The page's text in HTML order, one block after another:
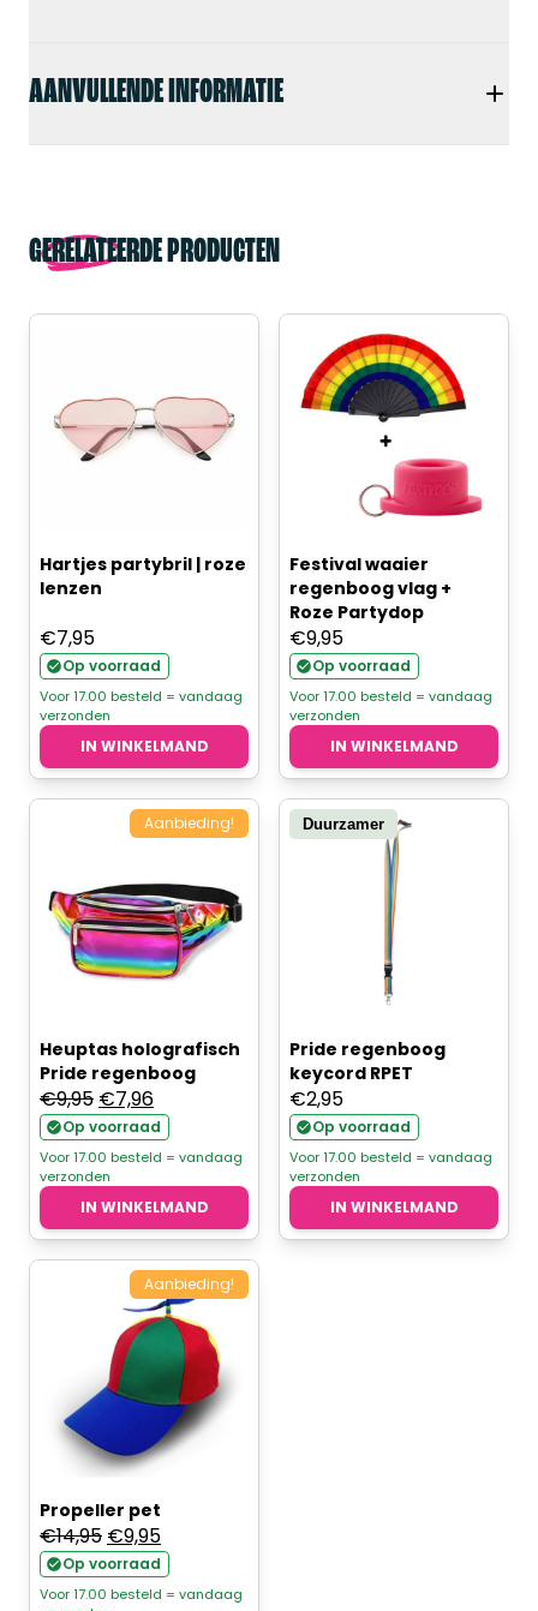
AANVULLENDE INFORMATIE
GERELATEERDE PRODUCTEN
Hartjes partybril | roze
lenzen
€7,95
Op voorraad
Voor 17.00 besteld = vandaag
verzonden
IN WINKELMAND
Festival waaier
regenboog vlag +
Roze Partydop
€9,95
Op voorraad
Voor 17.00 besteld = vandaag
verzonden
IN WINKELMAND
Aanbieding!
Heuptas holografisch
Pride regenboog
€9,95 Oorspronkelijke
prijs
was:
€9,95.
€7,96Huidige
prijs
is:
€7,96.
Op voorraad
Voor 17.00 besteld = vandaag
verzonden
IN WINKELMAND
Duurzamer
Pride regenboog
keycord RPET
€2,95
Op voorraad
Voor 17.00 besteld = vandaag
verzonden
IN WINKELMAND
Aanbieding!
Propeller pet
€14,95 Oorspronkelijke
prijs
was:
€9,95Huidige
prijs
is:
Op voorraad
Voor 17.00 besteld = vandaag